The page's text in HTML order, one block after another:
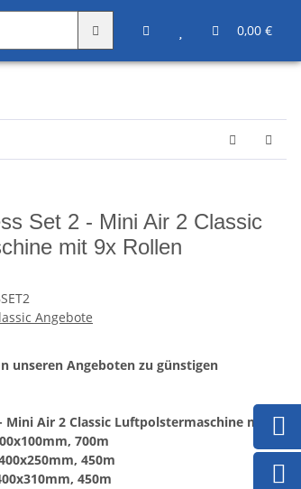
0,00 €
Sonstiges
Set 2 - Mini Air 2 Classic
mit 9x Rollen
Angebote
unseren Angeboten zu günstigen
Mini Air 2 Classic Luftpolstermaschine mit
700m
450m
450m